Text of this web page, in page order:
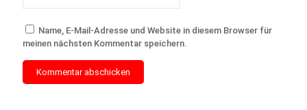
Name, E-Mail-Adresse und Website in diesem Browser für
meinen nächsten Kommentar speichern.